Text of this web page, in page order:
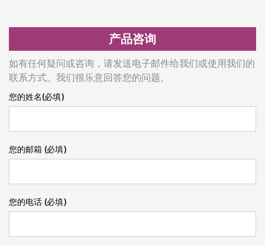
产品咨询
如有任何疑问或咨询，请发送电子邮件给我们或使用我们的
联系方式。我们很乐意回答您的问题。
您的姓名(必填)
您的邮箱 (必填)
您的电话 (必填)